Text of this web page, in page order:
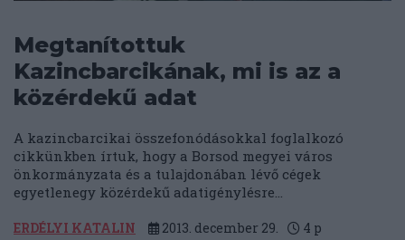
Megtanítottuk
Kazincbarcikának, mi is az a
közérdekű adat
A kazincbarcikai összefonódásokkal foglalkozó
cikkünkben írtuk, hogy a Borsod megyei város
önkormányzata és a tulajdonában lévő cégek
egyetlenegy közérdekű adatigénylésre...
ERDÉLYI KATALIN 2013. december 29. 4 p